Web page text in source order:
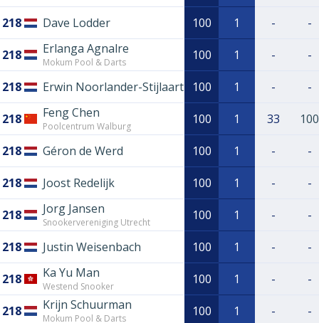
218 Dave Lodder 100 1 - -
218 Erlanga Agnalre
Mokum Pool & Darts 100 1 - -
218 Erwin Noorlander-Stijlaart 100 1 - -
218 Feng Chen
Poolcentrum Walburg 100 1 33 100
218 Géron de Werd 100 1 - -
218 Joost Redelijk 100 1 - -
218 Jorg Jansen
Snookervereniging Utrecht 100 1 - -
218 Justin Weisenbach 100 1 - -
218 Ka Yu Man
Westend Snooker 100 1 - -
218 Krijn Schuurman
Mokum Pool & Darts 100 1 - -